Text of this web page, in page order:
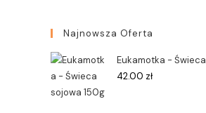
Najnowsza Oferta
Eukamotka -
42.00 zł